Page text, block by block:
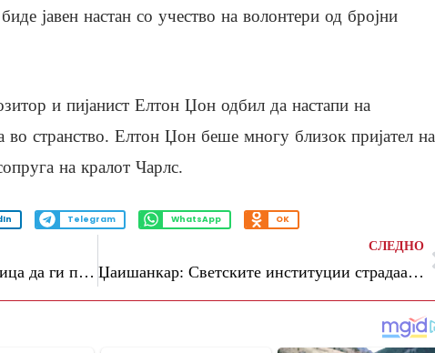
јавен настан со учество на волонтери од бројни
и пијанист Елтон Џон одбил да настапи на
во странство. Елтон Џон беше многу близок пријател на
на кралот Чарлс.
Telegram WhatsApp OK
Судан бара меѓународната заедница да ги прогласи РСФ за терористичка група
СЛЕДНО
Џаишанкар: Светските институции страдаат од недостиг на доверба